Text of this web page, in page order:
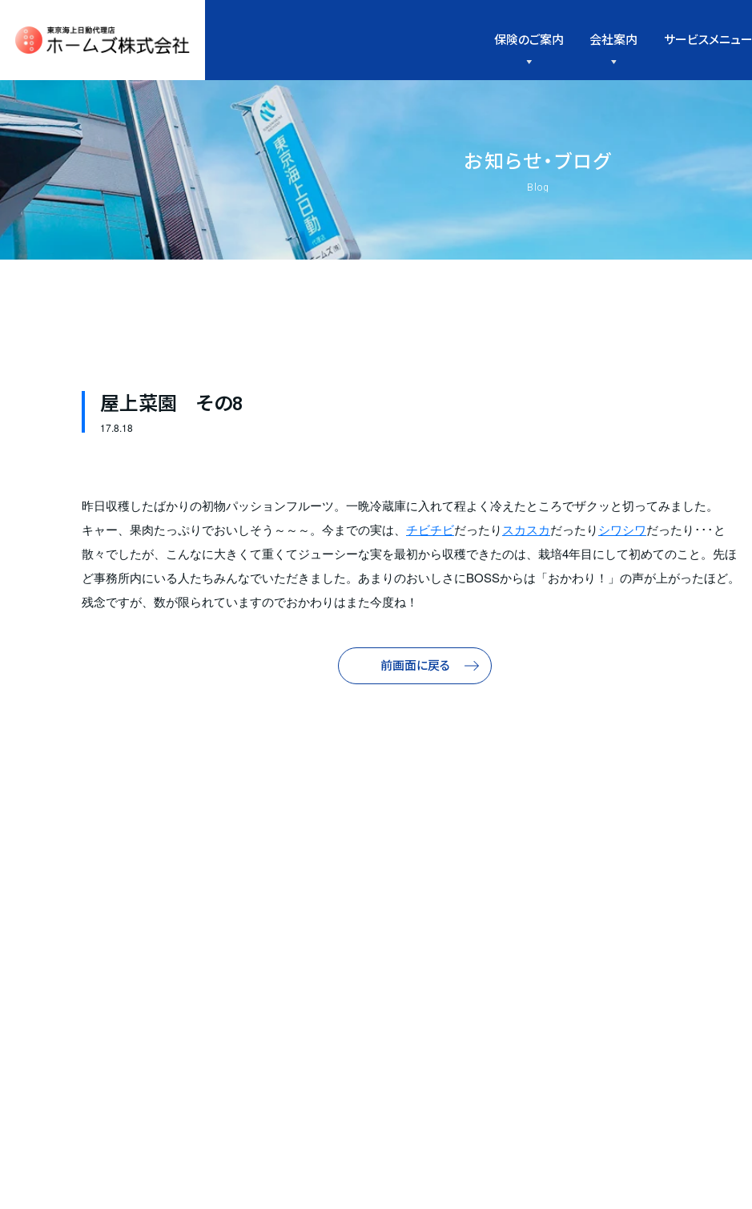
保険のご案内 会社案内 サービスメニュー
お知らせ・ブログ
Blog
屋上菜園 その8
17.8.18
昨日収穫したばかりの初物パッションフルーツ。一晩冷蔵庫に入れて程よく冷えたところでザクッと切ってみました。
キャー、果肉たっぷりでおいしそう～～～。今までの実は、 チビチビだったり スカスカだったりシワシワだったり･･･と
散々でしたが、こんなに大きくて重くてジューシーな実を最初から収穫できたのは、栽培4年目にして初めてのこと。先ほ
ど事務所内にいる人たちみんなでいただきました。あまりのおいしさにBOSSからは「おかわり！」の声が上がったほど。
残念ですが、数が限られていますのでおかわりはまた今度ね！
前画面に戻る